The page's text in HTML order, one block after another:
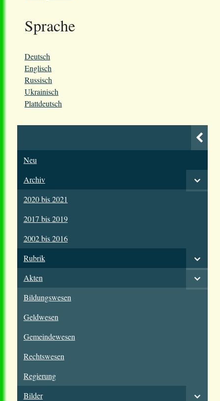
Sprache
Deutsch
Englisch
Russisch
Ukrainisch
Plattdeutsch
Neu
Archiv
2020 bis 2021
2017 bis 2019
2002 bis 2016
Rubrik
Akten
Bildungswesen
Geldwesen
Gemeindewesen
Rechtswesen
Regierung
Bilder